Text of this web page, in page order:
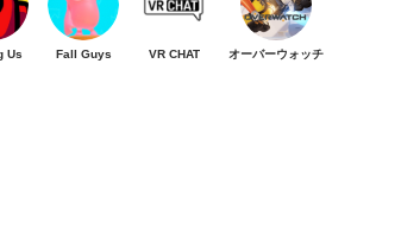
Us Fall Guys VR CHAT オーバーウォッチ